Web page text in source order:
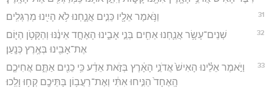
31 וַנֹּ֥אמֶר אֵלָ֖יו כֵּנִ֣ים אֲנָ֑חְנוּ לֹ֥א הָיִ֖ינוּ מְרַגְּלִֽים׃
32
שְׁנֵים־עָשָׂ֥ר אֲנַ֛חְנוּ אַחִ֖ים בְּנֵ֣י אָבִ֑ינוּ הָאֶחָ֣ד אֵינֶ֔נּוּ וְהַקָּטֹ֥ן הַיּ֛וֹם
אֶת־אָבִ֖ינוּ בְּאֶ֥רֶץ כְּנָֽעַן׃
33
וַיֹּ֣אמֶר אֵלֵ֗ינוּ הָאִישׁ֙ אֲדֹנֵ֣י הָאָ֔רֶץ בְּזֹ֣את אֵדַ֔ע כִּ֥י כֵנִ֖ים אַתֶּ֑ם אֲחִיכֶ֤ם
הָֽאֶחָד֙ הַנִּ֣יחוּ אִתִּ֔י וְאֶת־רַעֲב֥וֹן בָּתֵּיכֶ֖ם קְח֥וּ וָלֵֽכוּ׃